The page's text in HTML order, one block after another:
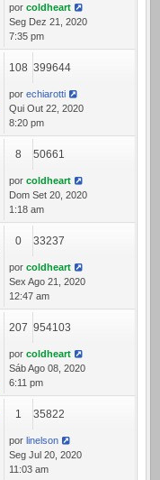
por coldheart
Seg Dez 21, 2020
7:35 pm
108 399644
por echiarotti
Qui Out 22, 2020
8:20 pm
8 50661
por coldheart
Dom Set 20, 2020
1:18 am
0 33237
por coldheart
Sex Ago 21, 2020
12:47 am
207 954103
por coldheart
Sáb Ago 08, 2020
6:11 pm
1 35822
por linelson
Seg Jul 20, 2020
11:03 am